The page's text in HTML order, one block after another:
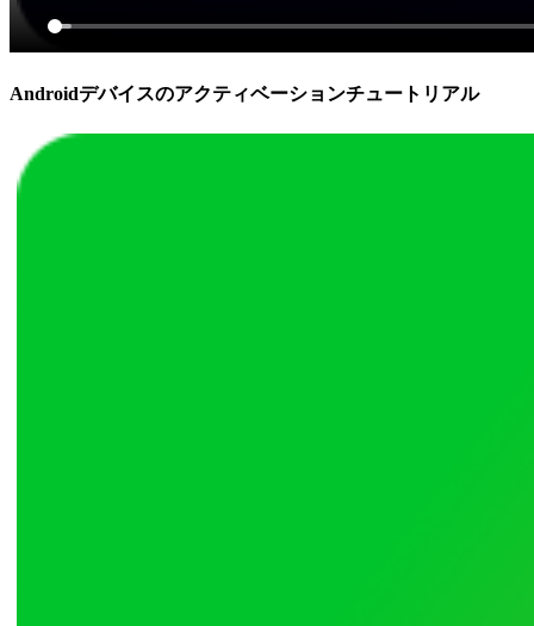
Androidデバイスのアクティベーションチュートリアル